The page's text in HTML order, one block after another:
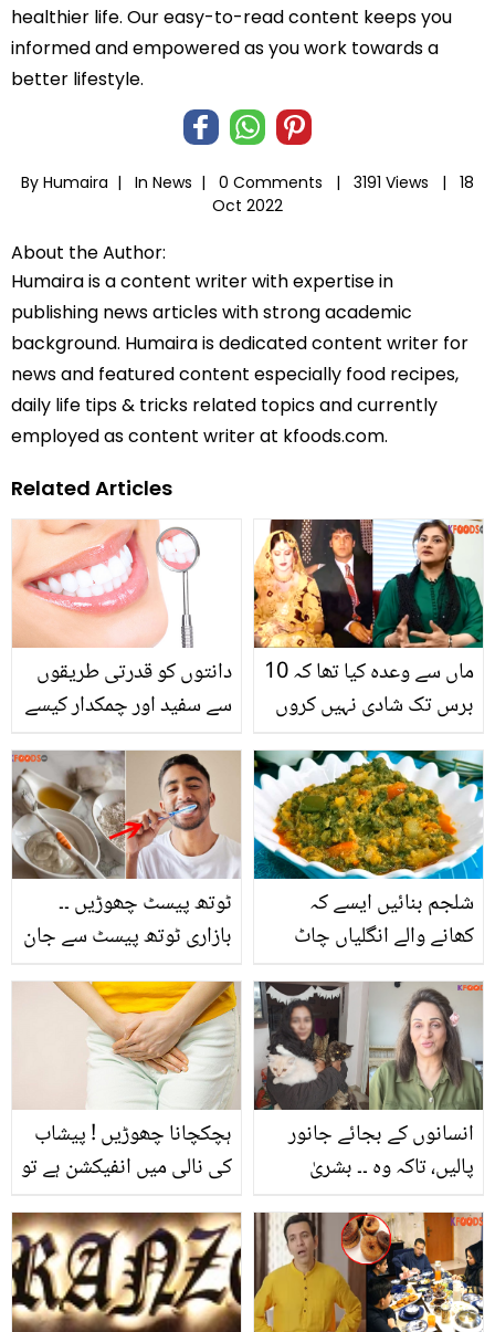
healthier life. Our easy-to-read content keeps you
informed and empowered as you work towards a
better lifestyle.
By Humaira | In News | 0 Comments | 3191 Views |
18
Oct 2022
About the Author:
Humaira is a content writer with expertise in
publishing news articles with strong academic
background. Humaira is dedicated content writer for
news and featured content especially food recipes,
daily life tips & tricks related topics and currently
employed as content writer at kfoods.com.
Related Articles
دانتوں کو قدرتی طریقوں
سے سفید اور چمکدار کیسے
آسان گھریلو نسخے
ماں سے وعدہ کیا تھا کہ 10
برس تک شادی نہیں کروں
اچانک شادی کیوں کی
تھی؟
ٹوتھ پیسٹ چھوڑیں ۔۔
بازاری ٹوتھ پیسٹ سے جان
ٹونک بنائیں، خرچہ بھی کم
فائدہ بھی زیادہ
شلجم بنائیں ایسے کہ
کھانے والے انگلیاں چاٹ
زیادہ مزے کی شلجم پالک
بنانے کی ترکیب
ہچکچانا چھوڑیں ! پیشاب
کی نالی میں انفیکشن ہے تو
تکلیف دہ مرض سے نجات
پائیں
انسانوں کے بجائے جانور
پالیں، تاکہ وہ ۔۔ بشریٰ
لوگوں کو کیا اہم مشورہ دے
دیا؟ ویڈیو میں بتا دیا